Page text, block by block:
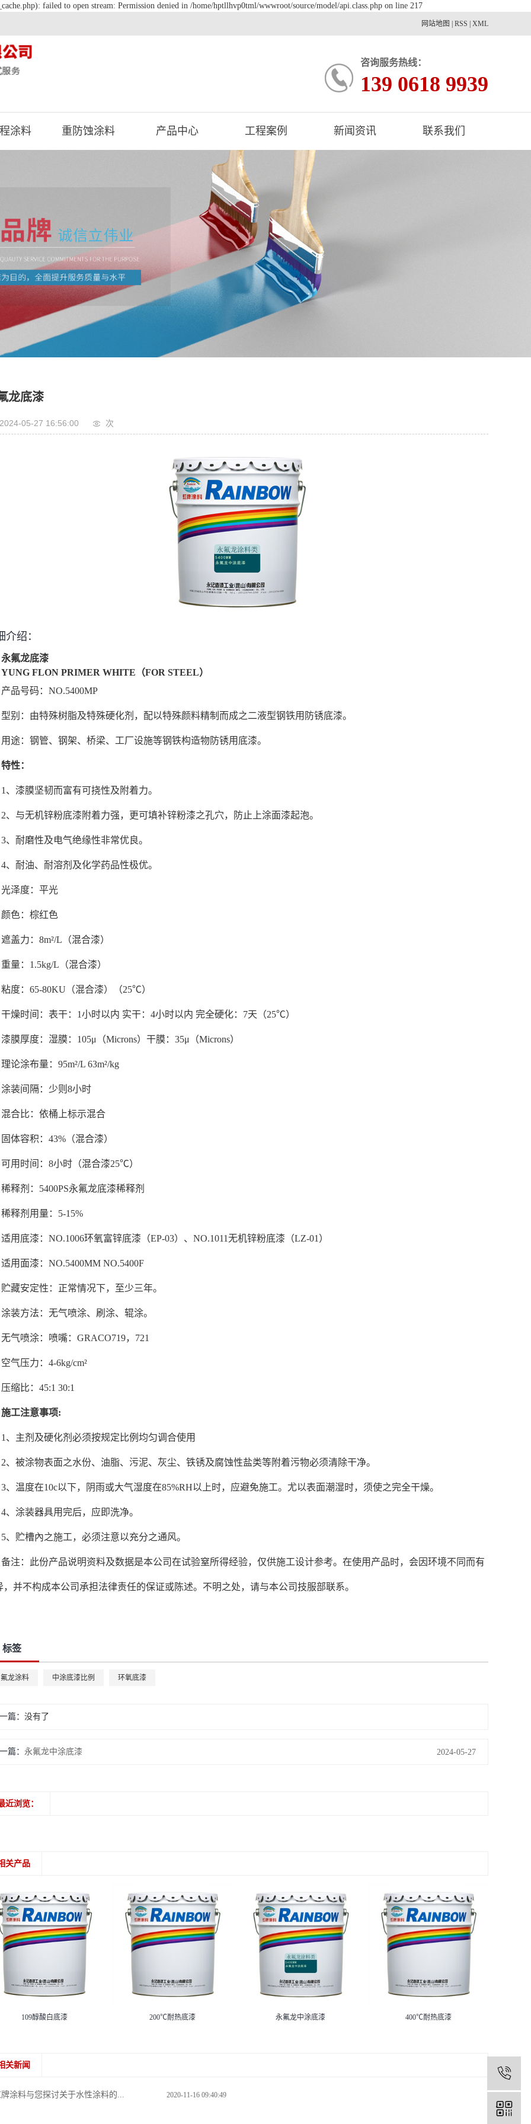
failed to open stream: Permission denied in /home/hptllhvp0tml/wwwroot/source/model/api.class.php on line 217
网站地图 RSS XML
咨询服务热线：
139 0618 9939
涂料 重防蚀涂料 产品中心 工程案例 新闻资讯 联系我们
龙底漆
2024-05-27 16:56:00 次
介绍：
永氟龙底漆
YUNG FLON PRIMER WHITE（FOR STEEL）
产品号码：NO.5400MP
型别：由特殊树脂及特殊硬化剂，配以特殊颜料精制而成之二液型钢铁用防锈底漆。
用途：钢管、钢架、桥梁、工厂设施等钢铁构造物防锈用底漆。
特性：
1、漆膜坚韧而富有可挠性及附着力。
2、与无机锌粉底漆附着力强，更可填补锌粉漆之孔穴，防止上涂面漆起泡。
3、耐磨性及电气绝缘性非常优良。
4、耐油、耐溶剂及化学药品性极优。
光泽度：平光
颜色：棕红色
遮盖力：8m²/L（混合漆）
重量：1.5kg/L（混合漆）
粘度：65-80KU（混合漆）（25℃）
干燥时间：表干：1小时以内 实干：4小时以内 完全硬化：7天（25℃）
漆膜厚度：湿膜：105μ（Microns）干膜：35μ（Microns）
理论涂布量：95m²/L 63m²/kg
涂装间隔：少则8小时
混合比：依桶上标示混合
固体容积：43%（混合漆）
可用时间：8小时（混合漆25℃）
稀释剂：5400PS永氟龙底漆稀释剂
稀释剂用量：5-15%
适用底漆：NO.1006环氧富锌底漆（EP-03）、NO.1011无机锌粉底漆（LZ-01）
适用面漆：NO.5400MM NO.5400F
贮藏安定性：正常情况下，至少三年。
涂装方法：无气喷涂、刷涂、辊涂。
无气喷涂：喷嘴：GRACO719，721
空气压力：4-6kg/cm²
压缩比：45:1 30:1
施工注意事项:
1、主剂及硬化剂必须按规定比例均匀调合使用
2、被涂物表面之水份、油脂、污泥、灰尘、铁锈及腐蚀性盐类等附着污物必须清除干净。
3、温度在10c以下，阴雨或大气湿度在85%RH以上时，应避免施工。尤以表面潮湿时，须使之完全干燥。
4、涂装器具用完后，应即洗净。
5、贮槽內之施工，必须注意以充分之通风。
备注：此份产品说明资料及数据是本公司在试验窒所得经验，仅供施工设计参考。在使用产品时，会因环境不同而有
，并不构成本公司承担法律责任的保证或陈述。不明之处，请与本公司技服部联系。
标签
龙涂料 中涂底漆比例 环氧底漆
篇： 没有了
篇： 永氟龙中涂底漆 2024-05-27
近浏览：
关产品
109醇酸白底漆 200℃耐热底漆 永氟龙中涂底漆 400℃耐热底漆
关新闻
涂料与您探讨关于水性涂料的... 2020-11-16 09:40:49